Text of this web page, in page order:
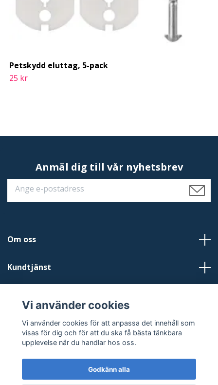
Petskydd eluttag, 5-pack
25 kr
Anmäl dig till vår nyhetsbrev
Om oss
Kundtjänst
Sociala medier
Vi använder cookies
Vi använder cookies för att anpassa det innehåll som
visas för dig och för att du ska få bästa tänkbara
upplevelse när du handlar hos oss.
Godkänn alla